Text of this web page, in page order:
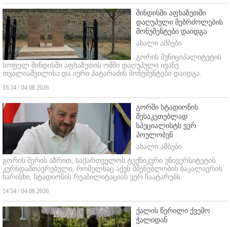
შინდისში აფხაზეთში
დაღუპული მებრძოლების
მონუმენტები დაიდგა
ახალი ამბები
გორის მუნიციპალიტეტის
სოფელ შინდისში აფხაზეთის ომში დაღუპული ივანე
თვალიაშვილისა და იური პატარაძის მონუმენტები დაიდგა.
16:34 / 04.08.2026
გორში სტადიონის
შესაკეთებლად
სპეციალისტს ვერ
პოულობენ
ახალი ამბები
გორის მერის აზრით, საქართველოს ტექნიკური უნივერსიტეტის
კურსდამთავრებული, რომელსაც აქვს მშენებლობის ბაკალავრის
ხარისხი, სტადიონის რეაბილიტაციას ვერ ჩაატარებს.
14:54 / 04.08.2026
ქალის წერილი ქვემო
ჭალიდან